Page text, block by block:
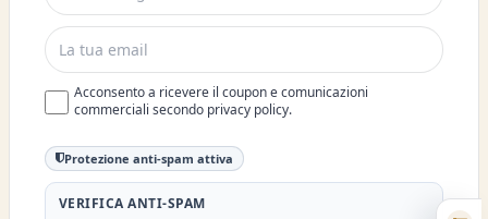
Acconsento a ricevere il coupon e comunicazioni
commerciali secondo privacy policy.
Protezione anti-spam attiva
VERIFICA ANTI-SPAM